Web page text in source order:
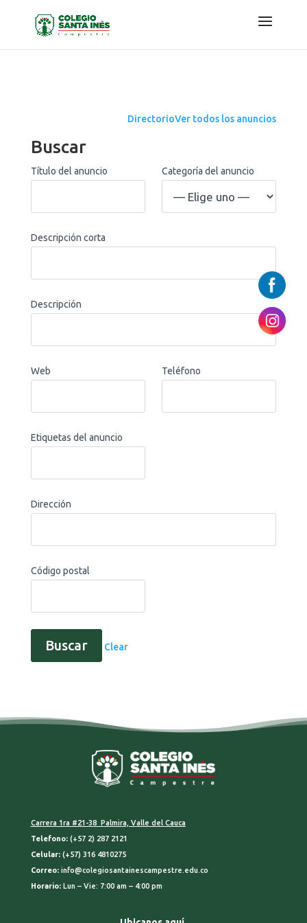
DirectorioVer todos los anuncios
Buscar
Título del anuncio Categoría del anuncio
Descripción corta
Descripción
Web Teléfono
Etiquetas del anuncio
Dirección
Código postal
Clear
Carrera 1ra #21-38 Palmira, Valle del Cauca
Telefono:(+57 2) 287 2121
Celular:(+57) 316 4810275
Correo: info@colegiosantainescampestre.edu.co
Horario:Lun – Vie: 7:00 am – 4:00 pm